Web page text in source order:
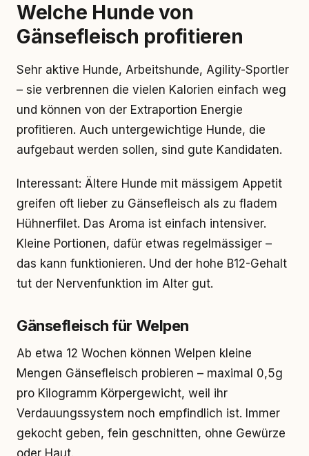
Welche Hunde von
Gänsefleisch profitieren
Sehr aktive Hunde, Arbeitshunde, Agility-Sportler
– sie verbrennen die vielen Kalorien einfach weg
und können von der Extraportion Energie
profitieren. Auch untergewichtige Hunde, die
aufgebaut werden sollen, sind gute Kandidaten.
Interessant: Ältere Hunde mit mässigem Appetit
greifen oft lieber zu Gänsefleisch als zu fladem
Hühnerfilet. Das Aroma ist einfach intensiver.
Kleine Portionen, dafür etwas regelmässiger –
das kann funktionieren. Und der hohe B12-Gehalt
tut der Nervenfunktion im Alter gut.
Gänsefleisch für Welpen
Ab etwa 12 Wochen können Welpen kleine
Mengen Gänsefleisch probieren – maximal 0,5g
pro Kilogramm Körpergewicht, weil ihr
Verdauungssystem noch empfindlich ist. Immer
gekocht geben, fein geschnitten, ohne Gewürze
oder Haut.